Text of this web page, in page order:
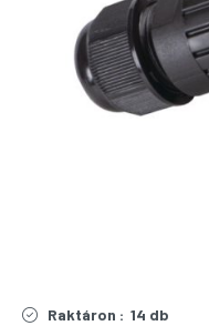
Raktáron : 14 db